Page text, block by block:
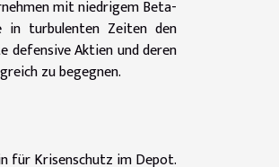
mit niedrigem Beta-
in turbulenten Zeiten den
Aktien und deren
zu begegnen.
für Krisenschutz im Depot.